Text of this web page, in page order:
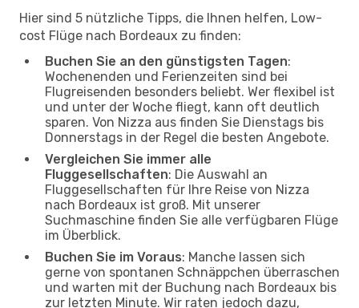
Hier sind 5 nützliche Tipps, die Ihnen helfen, Low-
cost Flüge nach Bordeaux zu finden:
Buchen Sie an den günstigsten Tagen:
Wochenenden und Ferienzeiten sind bei
Flugreisenden besonders beliebt. Wer flexibel ist
und unter der Woche fliegt, kann oft deutlich
sparen. Von Nizza aus finden Sie Dienstags bis
Donnerstags in der Regel die besten Angebote.
Vergleichen Sie immer alle
Fluggesellschaften: Die Auswahl an
Fluggesellschaften für Ihre Reise von Nizza
nach Bordeaux ist groß. Mit unserer
Suchmaschine finden Sie alle verfügbaren Flüge
im Überblick.
Buchen Sie im Voraus: Manche lassen sich
gerne von spontanen Schnäppchen überraschen
und warten mit der Buchung nach Bordeaux bis
zur letzten Minute. Wir raten jedoch dazu,